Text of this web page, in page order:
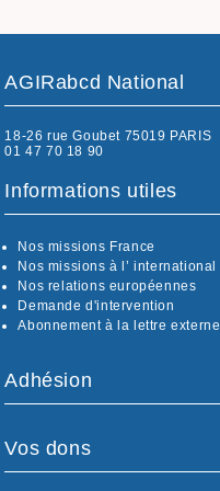
AGIRabcd National
18-26 rue Goubet 75019 PARIS
01 47 70 18 90
Informations utiles
Nos missions France
Nos missions à l’ international
Nos relations européennes
Demande d'intervention
Abonnement à la lettre externe
Adhésion
Vos dons